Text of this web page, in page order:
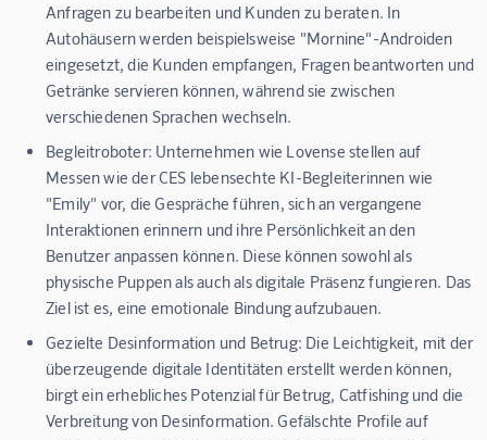
Anfragen zu bearbeiten und Kunden zu beraten. In
Autohäusern werden beispielsweise "Mornine"-Androiden
eingesetzt, die Kunden empfangen, Fragen beantworten und
Getränke servieren können, während sie zwischen
verschiedenen Sprachen wechseln.
Begleitroboter: Unternehmen wie Lovense stellen auf
Messen wie der CES lebensechte KI-Begleiterinnen wie
"Emily" vor, die Gespräche führen, sich an vergangene
Interaktionen erinnern und ihre Persönlichkeit an den
Benutzer anpassen können. Diese können sowohl als
physische Puppen als auch als digitale Präsenz fungieren. Das
Ziel ist es, eine emotionale Bindung aufzubauen.
Gezielte Desinformation und Betrug: Die Leichtigkeit, mit der
überzeugende digitale Identitäten erstellt werden können,
birgt ein erhebliches Potenzial für Betrug, Catfishing und die
Verbreitung von Desinformation. Gefälschte Profile auf